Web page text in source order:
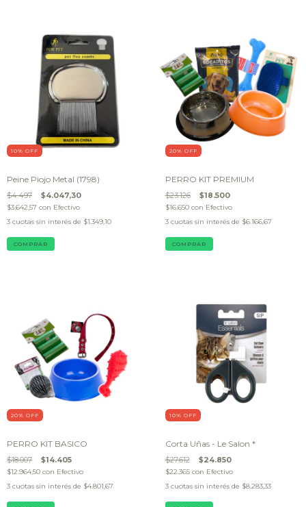
10% OFF
Peine Piojo Metal (1798)
$4.497 $4.047,30
$3.642,57 con Efectivo
3 cuotas sin interés de $1.349,10
20% OFF
PERRO KIT PREMIUM
$23.126 $18.500
$16.650 con Efectivo
3 cuotas sin interés de $6.166,67
20% OFF
PERRO KIT BASICO
$18.007 $14.405
$12.964,50 con Efectivo
3 cuotas sin interés de $4.801,67
10% OFF
Corta Uñas - Le Salon *
$27.612 $24.850
$22.365 con Efectivo
3 cuotas sin interés de $8.283,33